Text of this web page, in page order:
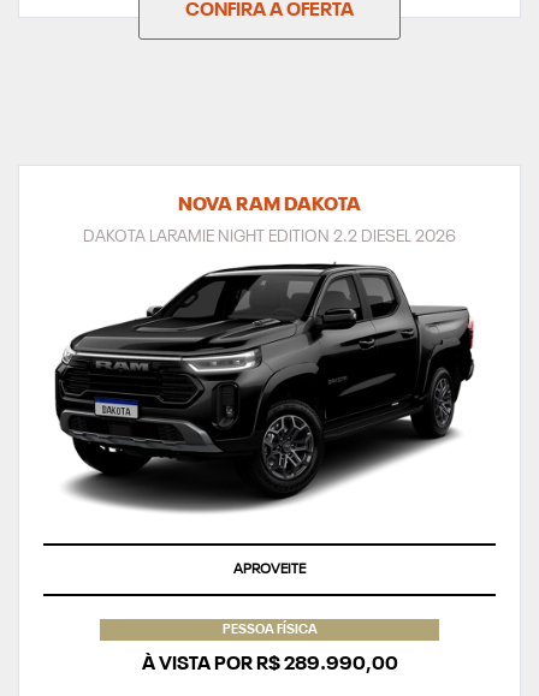
CONFIRA A OFERTA
NOVA RAM DAKOTA
DAKOTA LARAMIE NIGHT EDITION 2.2 DIESEL 2026
APROVEITE
PESSOA FÍSICA
À VISTA POR R$ 289.990,00